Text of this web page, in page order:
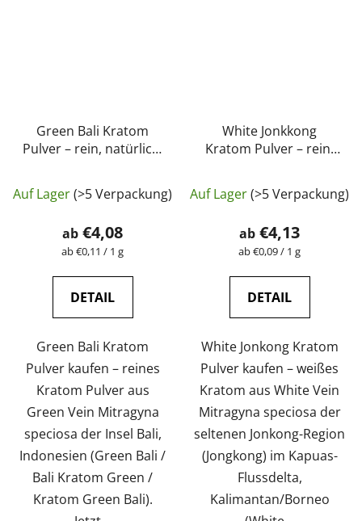
Green Bali Kratom
Pulver – rein, natürlich,
durchschnittliche
Produktbewertung
ist
von
Auf Lager(>5 Verpackung)
ab €4,08
Verkaufspreis:
ab €0,11 / 1 g
DETAIL
Green Bali Kratom
Pulver kaufen – reines
Kratom Pulver aus
Green Vein Mitragyna
speciosa der Insel Bali,
Indonesien (Green Bali /
Bali Kratom Green /
Kratom Green Bali).
White Jonkkong
Kratom Pulver – rein,
ist
von
Auf Lager(>5 Verpackung)
ab €4,13
Verkaufspreis:
ab €0,09 / 1 g
DETAIL
White Jonkong Kratom
Pulver kaufen – weißes
Kratom aus White Vein
Mitragyna speciosa der
seltenen Jonkong-Region
(Jongkong) im Kapuas-
Flussdelta,
Kalimantan/Borneo